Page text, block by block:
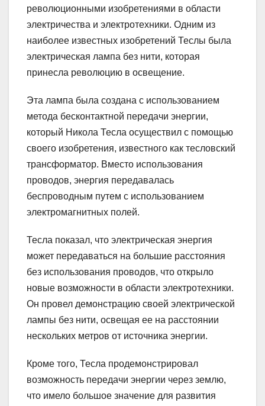
революционными изобретениями в области
электричества и электротехники. Одним из
наиболее известных изобретений Теслы была
электрическая лампа без нити, которая
принесла революцию в освещение.
Эта лампа была создана с использованием
метода бесконтактной передачи энергии,
который Никола Тесла осуществил с помощью
своего изобретения, известного как тесловский
трансформатор. Вместо использования
проводов, энергия передавалась
беспроводным путем с использованием
электромагнитных полей.
Тесла показал, что электрическая энергия
может передаваться на большие расстояния
без использования проводов, что открыло
новые возможности в области электротехники.
Он провел демонстрацию своей электрической
лампы без нити, освещая ее на расстоянии
нескольких метров от источника энергии.
Кроме того, Тесла продемонстрировал
возможность передачи энергии через землю,
что имело большое значение для развития